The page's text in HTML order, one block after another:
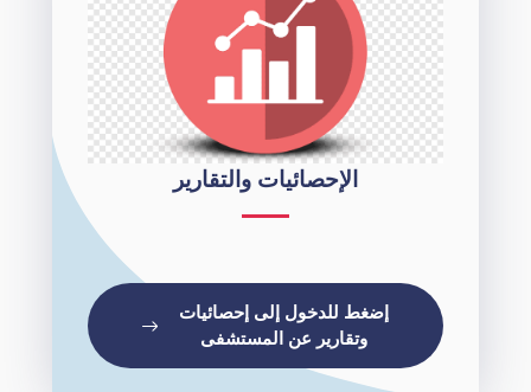
الإحصائيات والتقارير
إضغط للدخول إلى إحصائيات
وتقارير عن المستشفى